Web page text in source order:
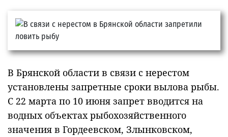
В Брянской области в связи с нерестом
установлены запретные сроки вылова рыбы.
С 22 марта по 10 июня запрет вводится на
водных объектах рыбохозяйственного
значения в Гордеевском, Злынковском,